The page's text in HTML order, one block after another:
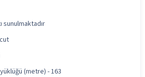
sunulmaktadır
(metre) - 163